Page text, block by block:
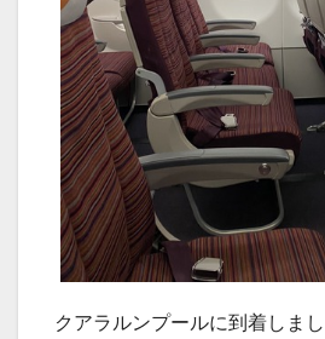
クアラルンプールに到着しま